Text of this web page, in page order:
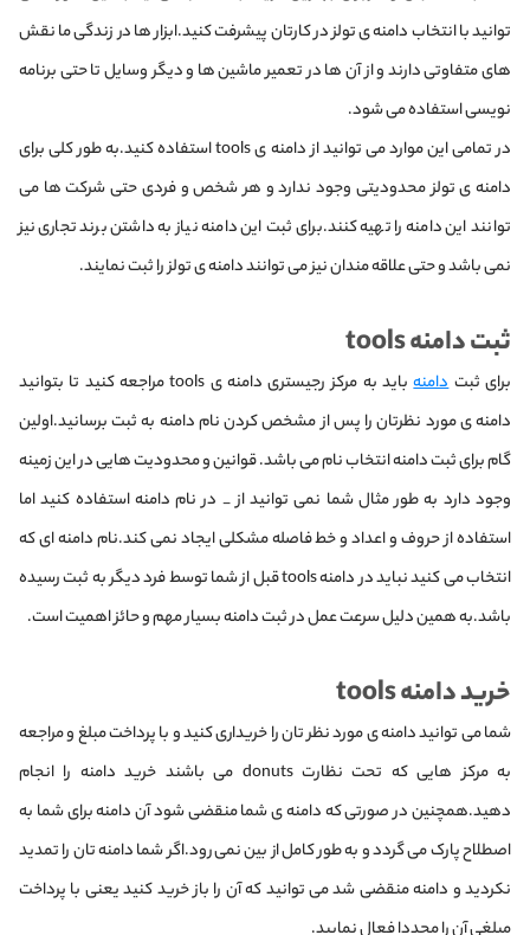
توانید با انتخاب دامنه ی تولز در کارتان پیشرفت کنید.ابزار ها در زندگی ما نقش
های متفاوتی دارند و از آن ها در تعمیر ماشین ها و دیگر وسایل تا حتی برنامه
نویسی استفاده می شود.
در تمامی این موارد می توانید از دامنه ی tools استفاده کنید.به طور کلی برای
دامنه ی تولز محدودیتی وجود ندارد و هر شخص و فردی حتی شرکت ها می
توانند این دامنه را تهیه کنند.برای ثبت این دامنه نیاز به داشتن برند تجاری نیز
نمی باشد و حتی علاقه مندان نیز می توانند دامنه ی تولز را ثبت نمایند.
ثبت دامنه tools
برای ثبتدامنه
باید به مرکز رجیستری دامنه ی tools مراجعه کنید تا بتوانید
دامنه ی مورد نظرتان را پس از مشخص کردن نام دامنه به ثبت برسانید.اولین
گام برای ثبت دامنه انتخاب نام می باشد. قوانین و محدودیت هایی در این زمینه
وجود دارد به طور مثال شما نمی توانید از _ در نام دامنه استفاده کنید اما
استفاده از حروف و اعداد و خط فاصله مشکلی ایجاد نمی کند.نام دامنه ای که
انتخاب می کنید نباید در دامنه tools قبل از شما توسط فرد دیگر به ثبت رسیده
باشد.به همین دلیل سرعت عمل در ثبت دامنه بسیار مهم و حائز اهمیت است.
خرید دامنه tools
شما می توانید دامنه ی مورد نظر تان را خریداری کنید و با پرداخت مبلغ و مراجعه
به مرکز هایی که تحت نظارت donuts می باشند خرید دامنه را انجام
دهید.همچنین در صورتی که دامنه ی شما منقضی شود آن دامنه برای شما به
اصطلاح پارک می گردد و به طور کامل از بین نمی رود.اگر شما دامنه تان را تمدید
نکردید و‌ دامنه منقضی شد می توانید که آن را باز خرید کنید یعنی با پرداخت
مبلغی آن را مجددا فعال نمایید.